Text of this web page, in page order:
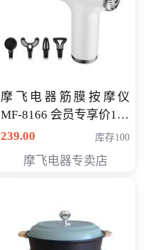
摩飞电器筋膜按摩仪
MF-8166 会员专享价168
元
239.00 库存100
摩飞电器专卖店